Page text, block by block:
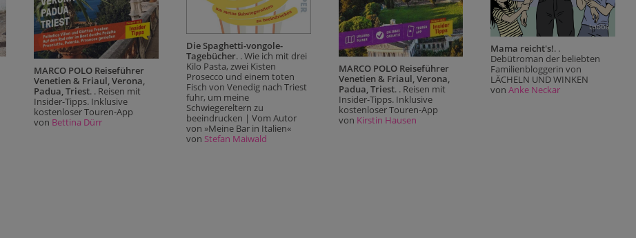
MARCO POLO Reiseführer
Venetien & Friaul, Verona,
Padua, Triest. . Reisen mit
Insider-Tipps. Inklusive
kostenloser Touren-App
von Bettina Dürr
Die Spaghetti-vongole-
Tagebücher. . Wie ich mit drei
Kilo Pasta, zwei Kisten
Prosecco und einem toten
Fisch von Venedig nach Triest
fuhr, um meine
Schwiegereltern zu
beeindrucken | Vom Autor
von »Meine Bar in Italien«
von Stefan Maiwald
MARCO POLO Reiseführer
Venetien & Friaul, Verona,
Padua, Triest. . Reisen mit
Insider-Tipps. Inklusive
kostenloser Touren-App
von Kirstin Hausen
Mama reicht's!. .
Debütroman der beliebten
Familienbloggerin von
LÄCHELN UND WINKEN
vonAnke Neckar